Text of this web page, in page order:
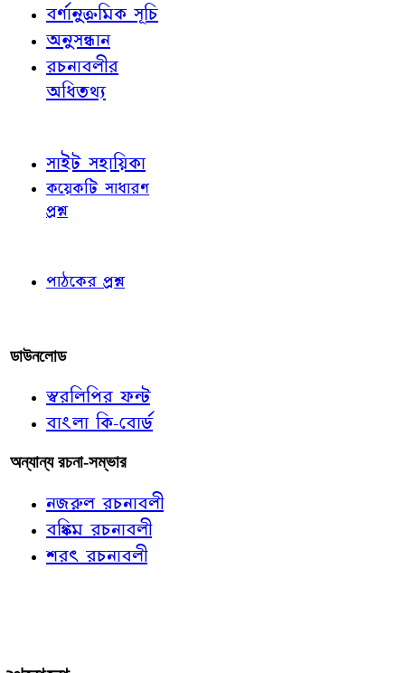
বর্ণানুক্রমিক সূচি
অনুসন্ধান
রচনাবলীর
অধিতথ্য
সাইট সহায়িকা
কয়েকটি সাধারণ
প্রশ্ন
পাঠকের প্রশ্ন
ডাউনলোড
স্বরলিপির ফন্ট
বাংলা কি-বোর্ড
অন্যান্য রচনা-সম্ভার
নজরুল রচনাবলী
বঙ্কিম রচনাবলী
শরৎ রচনাবলী